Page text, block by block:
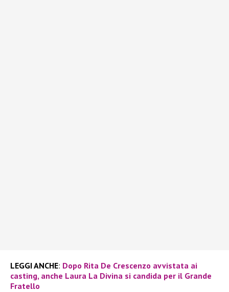
LEGGI ANCHE: Dopo Rita De Crescenzo avvistata ai
casting, anche Laura La Divina si candida per il Grande
Fratello